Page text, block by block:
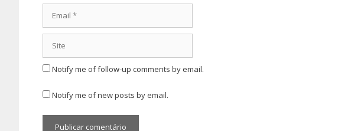
Notify me of follow-up comments by email.
Notify me of new posts by email.